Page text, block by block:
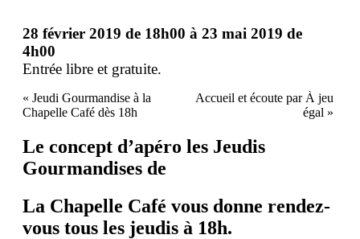
28 février 2019 de 18h00 à 23 mai 2019 de
4h00
Entrée libre et gratuite.
« Jeudi Gourmandise à la
Chapelle Café dès 18h
Accueil et écoute par À jeu
égal »
Le concept d’apéro les Jeudis
Gourmandises de
La Chapelle Café vous donne rendez-
vous tous les jeudis à 18h.